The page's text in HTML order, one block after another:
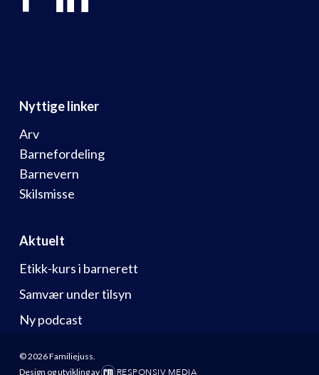
Nyttige linker
Arv
Barnefordeling
Barnevern
Skilsmisse
Aktuelt
Etikk-kurs i barnerett
Samvær under tilsyn
Ny podcast
© 2026 Familiejuss.
Design og utvikling av
RESPONSIV MEDIA